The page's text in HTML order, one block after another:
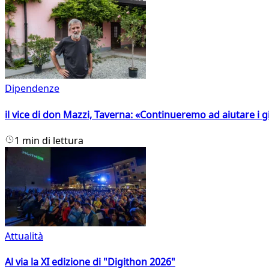
Dipendenze
il vice di don Mazzi, Taverna: «Continueremo ad aiutare i
1 min di lettura
Attualità
Al via la XI edizione di "Digithon 2026"